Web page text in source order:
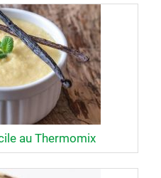
au Thermomix